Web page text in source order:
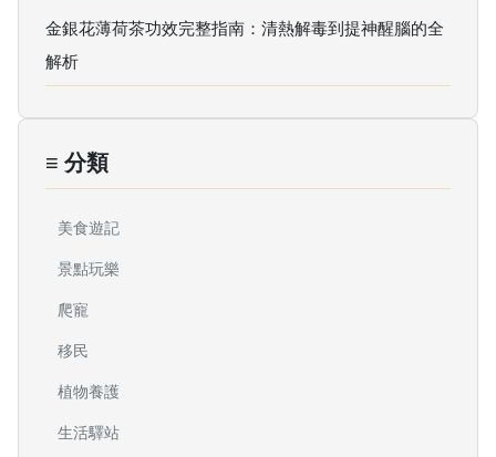
金銀花薄荷茶功效完整指南：清熱解毒到提神醒腦的全
解析
≡ 分類
美食遊記
景點玩樂
爬寵
移民
植物養護
生活驛站